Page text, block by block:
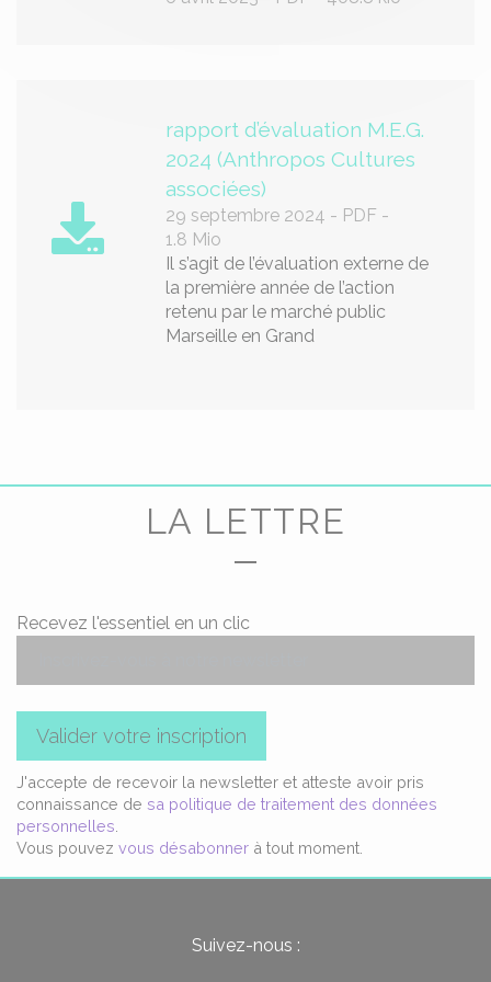
rapport d’évaluation M.E.G.
2024 (Anthropos Cultures
associées)
29 septembre 2024 - PDF -
1.8 Mio
Il s’agit de l’évaluation externe de
la première année de l’action
retenu par le marché public
Marseille en Grand
LA LETTRE
Recevez l'essentiel en un clic
Valider votre inscription
J'accepte de recevoir la newsletter et atteste avoir pris
connaissance de sa politique de traitement des données
personnelles
Vous pouvez vous désabonner à tout moment.
Suivez-nous :